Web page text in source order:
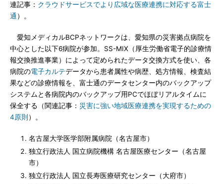
連記事： クラウドサービスでより広域な医療連携に対応する富士
通 ）。
愛知メディカルBCPネットワークは、愛知県の災害拠点病院を
中心とした以下6病院が参加。SS-MIX（厚生労働省電子的診療情
報交換推進事業）によって定められたデータ交換方式を使い、各
病院の電子カルテデータから患者属性や病歴、処方情報、検査結
果などの診療情報を、富士通のデータセンター内のバックアップ
システムと各病院内のバックアップ用PCでほぼリアルタイムに
保全する（関連記事： 災害に強い地域医療連携を実現するための
4原則 ）。
名古屋大学医学部附属病院（名古屋市）
独立行政法人 国立病院機構 名古屋医療センター（名古屋
市）
独立行政法人 国立長寿医療研究センター（大府市）